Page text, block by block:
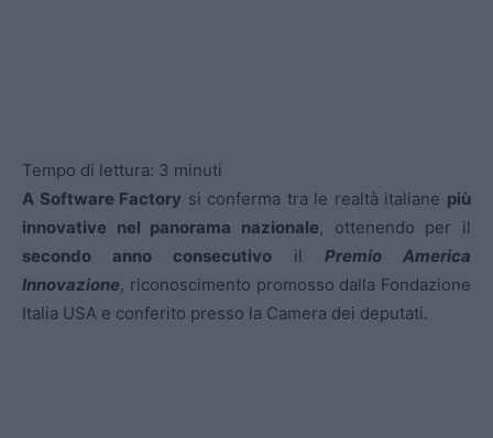
Tempo di lettura: 3 minuti
A Software Factory si conferma tra le realtà italiane più
innovative nel panorama nazionale, ottenendo per il
secondo anno consecutivo il Premio America
Innovazione, riconoscimento promosso dalla Fondazione
Italia USA e conferito presso la Camera dei deputati.